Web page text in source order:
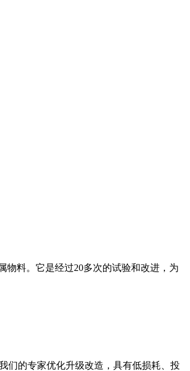
物料。它是经过20多次的试验和改进，为
们的专家优化升级改造，具有低损耗、投